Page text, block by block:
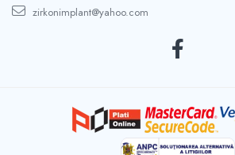
zirkonimplant@yahoo.com